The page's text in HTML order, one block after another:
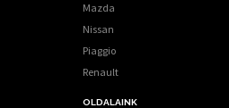
Mazda
Nissan
Piaggio
Renault
OLDALAINK